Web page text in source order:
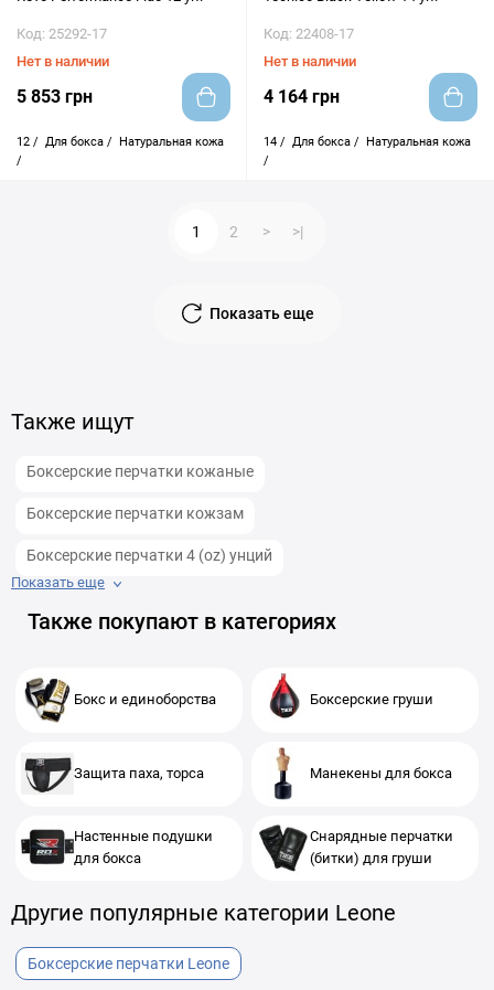
Код: 25292-17
Нет в наличии
5 853 грн
12 / Для бокса / Натуральная кожа
/
Код: 22408-17
Нет в наличии
4 164 грн
14 / Для бокса / Натуральная кожа
/
Показать еще
1 2 > >|
Также ищут
Боксерские перчатки кожаные
Боксерские перчатки кожзам
Боксерские перчатки 4 (oz) унций
Показать еще
Также покупают в категориях
Бокс и единоборства Боксерские груши
Защита паха, торса Манекены для бокса
Настенные подушки
для бокса
Снарядные перчатки
(битки) для груши
Другие популярные категории Leone
Боксерские перчатки Leone